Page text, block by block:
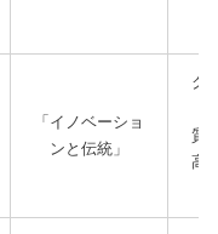
「イノベーショ
ンと伝統」
ク
質
高